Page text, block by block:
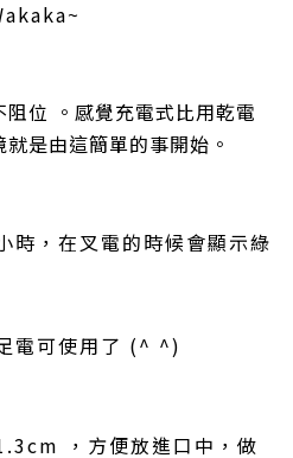
阻位 。感覺充電式比用乾電
是由這簡單的事開始。
時，在叉電的時候會顯示綠
電可使用了 (^ ^)
cm ，方便放進口中，做